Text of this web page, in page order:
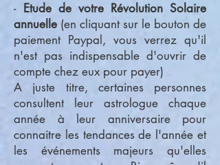
- Etude de votre Révolution Solaire
annuelle (en cliquant sur le bouton de
paiement Paypal, vous verrez qu'il
n'est pas indispensable d'ouvrir de
compte chez eux pour payer)
A juste titre, certaines personnes
consultent leur astrologue chaque
année à leur anniversaire pour
connaitre les tendances de l'année et
les événements majeurs qu'elles